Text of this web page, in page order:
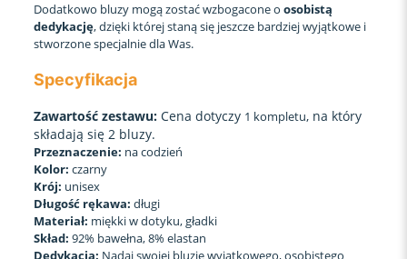
Dodatkowo bluzy mogą zostać wzbogacone o osobistą
dedykację, dzięki której staną się jeszcze bardziej wyjątkowe i
stworzone specjalnie dla Was.
Specyfikacja
Zawartość zestawu: Cena dotyczy 1 kompletu, na który
składają się 2 bluzy.
Przeznaczenie: na codzień
Kolor: czarny
Krój: unisex
Długość rękawa: długi
Materiał: miękki w dotyku, gładki
Skład: 92% bawełna, 8% elastan
Dedykacja: Nadaj swojej bluzie wyjątkowego, osobistego